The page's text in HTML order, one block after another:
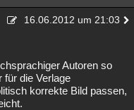
16.06.2012 um 21:03
Autoren so
die Verlage
korrekte Bild passen,